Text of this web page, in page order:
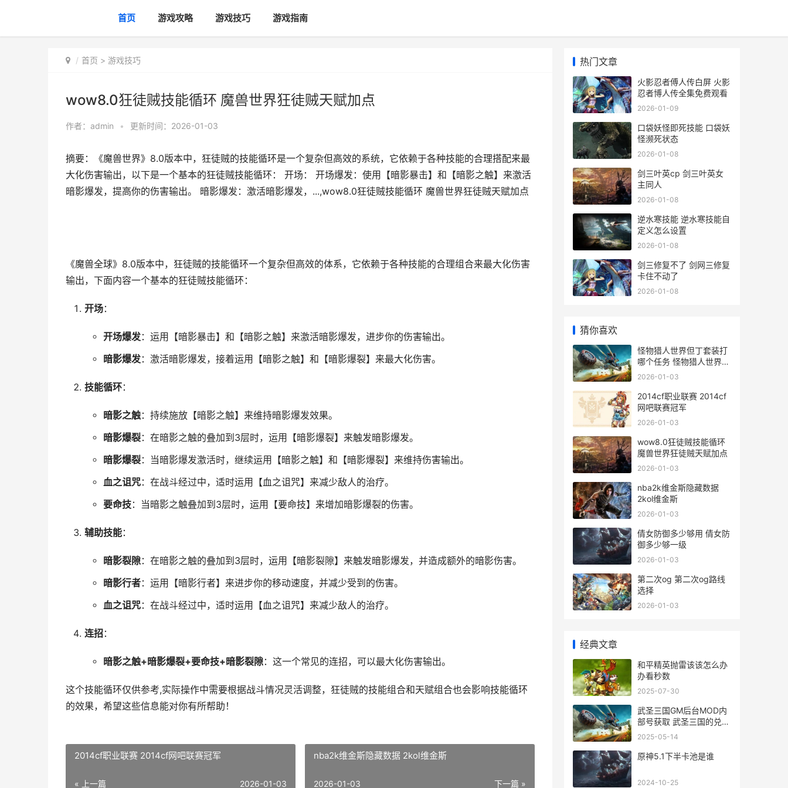
首页 游戏攻略 游戏技巧 游戏指南
首页 > 游戏技巧
wow8.0狂徒贼技能循环 魔兽世界狂徒贼天赋加点
作者： admin • 更新时间：2026-01-03
摘要：《魔兽世界》8.0版本中，狂徒贼的技能循环是一个复杂但高效的系统，它依赖于各种技能的合理搭配来最
大化伤害输出，以下是一个基本的狂徒贼技能循环： 开场： 开场爆发：使用【暗影暴击】和【暗影之触】来激活
暗影爆发，提高你的伤害输出。 暗影爆发：激活暗影爆发，...,wow8.0狂徒贼技能循环 魔兽世界狂徒贼天赋加点
《魔兽全球》8.0版本中，狂徒贼的技能循环一个复杂但高效的体系，它依赖于各种技能的合理组合来最大化伤害
输出，下面内容一个基本的狂徒贼技能循环：
开场：
开场爆发：运用【暗影暴击】和【暗影之触】来激活暗影爆发，进步你的伤害输出。
暗影爆发：激活暗影爆发，接着运用【暗影之触】和【暗影爆裂】来最大化伤害。
技能循环：
暗影之触：持续施放【暗影之触】来维持暗影爆发效果。
暗影爆裂：在暗影之触的叠加到3层时，运用【暗影爆裂】来触发暗影爆发。
暗影爆裂：当暗影爆发激活时，继续运用【暗影之触】和【暗影爆裂】来维持伤害输出。
血之诅咒：在战斗经过中，适时运用【血之诅咒】来减少敌人的治疗。
要命技：当暗影之触叠加到3层时，运用【要命技】来增加暗影爆裂的伤害。
辅助技能：
暗影裂隙：在暗影之触的叠加到3层时，运用【暗影裂隙】来触发暗影爆发，并造成额外的暗影伤害。
暗影行者：运用【暗影行者】来进步你的移动速度，并减少受到的伤害。
血之诅咒：在战斗经过中，适时运用【血之诅咒】来减少敌人的治疗。
连招：
暗影之触+暗影爆裂+要命技+暗影裂隙：这一个常见的连招，可以最大化伤害输出。
这个技能循环仅供参考,实际操作中需要根据战斗情况灵活调整，狂徒贼的技能组合和天赋组合也会影响技能循环
的效果，希望这些信息能对你有所帮助！
2014cf职业联赛 2014cf网吧联赛冠军
« 上一篇 2026-01-03
nba2k维金斯隐藏数据 2kol维金斯
下一篇 »
2026-01-03
热门文章
火影忍者傅人传白屏 火影
忍者博人传全集免费观看
2026-01-09
口袋妖怪即死技能 口袋妖
怪濒死状态
2026-01-08
剑三叶英cp 剑三叶英女
主同人
2026-01-08
逆水寒技能 逆水寒技能自
定义怎么设置
2026-01-08
剑三修复不了 剑网三修复
卡住不动了
2026-01-08
猜你喜欢
怪物猎人世界但丁套装打
哪个任务 怪物猎人世界但
丁外观
2026-01-03
2014cf职业联赛 2014cf
网吧联赛冠军
2026-01-03
wow8.0狂徒贼技能循环
魔兽世界狂徒贼天赋加点
2026-01-03
nba2k维金斯隐藏数据
2kol维金斯
2026-01-03
倩女防御多少够用 倩女防
御多少够一级
2026-01-03
第二次og 第二次og路线
选择
2026-01-03
经典文章
和平精英抛雷该该怎么办
办看秒数
2025-07-30
武圣三国GM后台MOD内
部号获取 武圣三国的兑换
码有哪些
2025-05-14
原神5.1下半卡池是谁
2024-10-25